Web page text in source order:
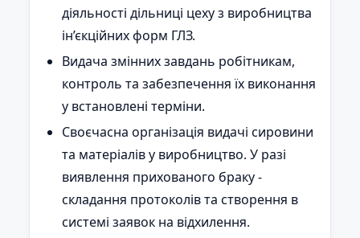
діяльності дільниці цеху з виробництва
ін’єкційних форм ГЛЗ.
Видача змінних завдань робітникам,
контроль та забезпечення їх виконання
у встановлені терміни.
Своєчасна організація видачі сировини
та матеріалів у виробництво. У разі
виявлення прихованого браку -
складання протоколів та створення в
системі заявок на відхилення.